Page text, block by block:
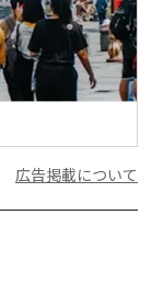
広告掲載について